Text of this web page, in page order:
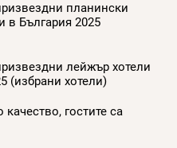
планински
в България 2025
лейжър хотели
(избрани хотели)
гостите са